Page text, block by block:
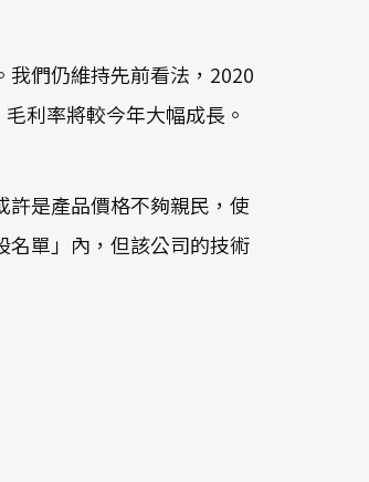
們仍維持先前看法，2020
利率將較今年大幅成長。
許是產品價格不夠親民，使
名單」內，但該公司的技術